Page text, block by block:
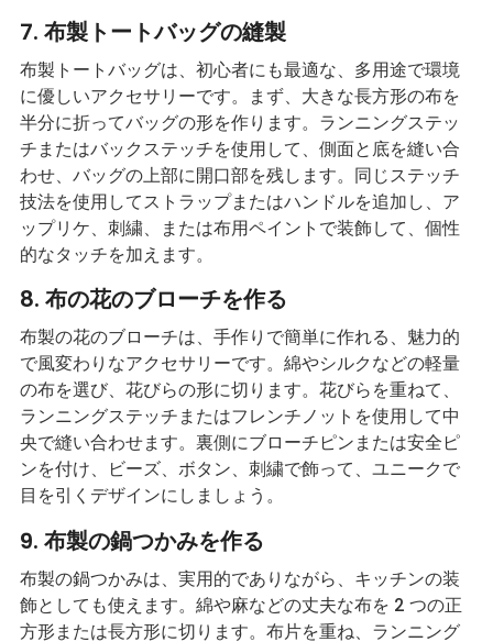
7. 布製トートバッグの縫製
布製トートバッグは、初心者にも最適な、多用途で環境
に優しいアクセサリーです。まず、大きな長方形の布を
半分に折ってバッグの形を作ります。ランニングステッ
チまたはバックステッチを使用して、側面と底を縫い合
わせ、バッグの上部に開口部を残します。同じステッチ
技法を使用してストラップまたはハンドルを追加し、ア
ップリケ、刺繍、または布用ペイントで装飾して、個性
的なタッチを加えます。
8. 布の花のブローチを作る
布製の花のブローチは、手作りで簡単に作れる、魅力的
で風変わりなアクセサリーです。綿やシルクなどの軽量
の布を選び、花びらの形に切ります。花びらを重ねて、
ランニングステッチまたはフレンチノットを使用して中
央で縫い合わせます。裏側にブローチピンまたは安全ピ
ンを付け、ビーズ、ボタン、刺繍で飾って、ユニークで
目を引くデザインにしましょう。
9. 布製の鍋つかみを作る
布製の鍋つかみは、実用的でありながら、キッチンの装
飾としても使えます。綿や麻などの丈夫な布を 2 つの正
方形または長方形に切ります。布片を重ね、ランニング